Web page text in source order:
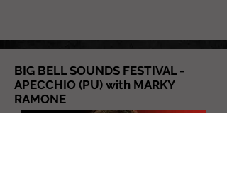
BIG BELL SOUNDS FESTIVAL -
APECCHIO (PU) with MARKY
RAMONE